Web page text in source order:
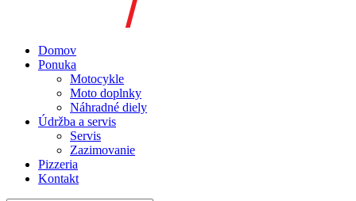
Domov
Ponuka
Motocykle
Moto doplnky
Náhradné diely
Údržba a servis
Servis
Zazimovanie
Pizzeria
Kontakt